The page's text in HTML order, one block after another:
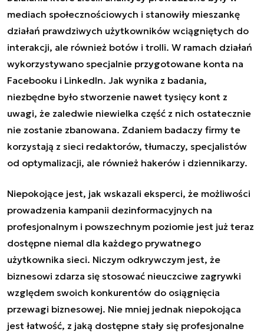
mediach społecznościowych i stanowiły mieszankę
działań prawdziwych użytkowników wciągniętych do
interakcji, ale również botów i trolli. W ramach działań
wykorzystywano specjalnie przygotowane konta na
Facebooku i LinkedIn. Jak wynika z badania,
niezbędne było stworzenie nawet tysięcy kont z
uwagi, że zaledwie niewielka część z nich ostatecznie
nie zostanie zbanowana. Zdaniem badaczy firmy te
korzystają z sieci redaktorów, tłumaczy, specjalistów
od optymalizacji, ale również hakerów i dziennikarzy.
Niepokojące jest, jak wskazali eksperci, że możliwości
prowadzenia kampanii dezinformacyjnych na
profesjonalnym i powszechnym poziomie jest już teraz
dostępne niemal dla każdego prywatnego
użytkownika sieci. Niczym odkrywczym jest, że
biznesowi zdarza się stosować nieuczciwe zagrywki
względem swoich konkurentów do osiągnięcia
przewagi biznesowej. Nie mniej jednak niepokojąca
jest łatwość, z jaką dostępne stały się profesjonalne